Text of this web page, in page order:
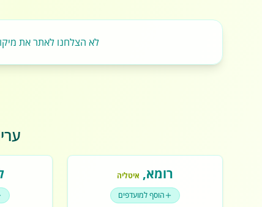
לא הצלחנו לאתר את
רומא, איטליה
הוסף למועדפים